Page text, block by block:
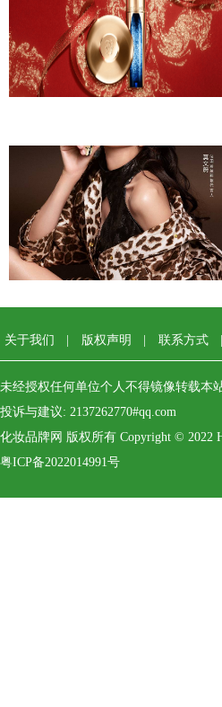
关于我们 | 版权声明 | 联系方式 |
未经授权任何单位个人不得镜像转载本
投诉与建议: 2137262770#qq.com
化妆品牌网 版权所有 Copyright © 2022
粤ICP备2022014991号